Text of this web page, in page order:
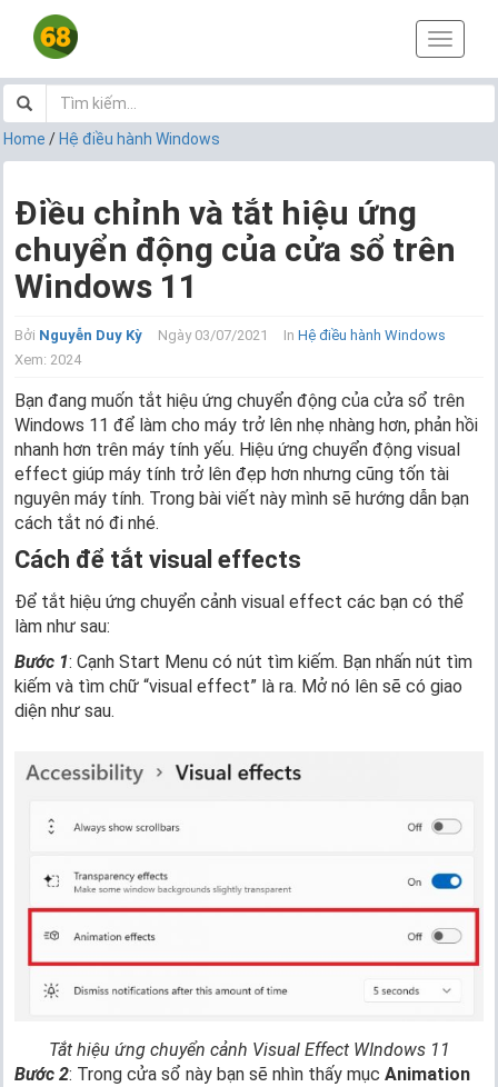
T
o
g
i
g
i
Home / Hệ điều hành Windows
Điều chỉnh và tắt hiệu ứng
chuyển động của cửa sổ trên
Windows 11
Bởi Nguyễn Duy Kỳ Ngày 03/07/2021 In Hệ điều hành Windows
Xem: 2024
Bạn đang muốn tắt hiệu ứng chuyển động của cửa sổ trên
Windows 11 để làm cho máy trở lên nhẹ nhàng hơn, phản hồi
nhanh hơn trên máy tính yếu. Hiệu ứng chuyển động visual
effect giúp máy tính trở lên đẹp hơn nhưng cũng tốn tài
nguyên máy tính. Trong bài viết này mình sẽ hướng dẫn bạn
cách tắt nó đi nhé.
Cách để tắt visual effects
Để tắt hiệu ứng chuyển cảnh visual effect các bạn có thể
làm như sau:
Bước 1: Cạnh Start Menu có nút tìm kiếm. Bạn nhấn nút tìm
kiếm và tìm chữ “visual effect” là ra. Mở nó lên sẽ có giao
diện như sau.
Tắt hiệu ứng chuyển cảnh Visual Effect WIndows 11
Bước 2: Trong cửa sổ này bạn sẽ nhìn thấy mục Animation